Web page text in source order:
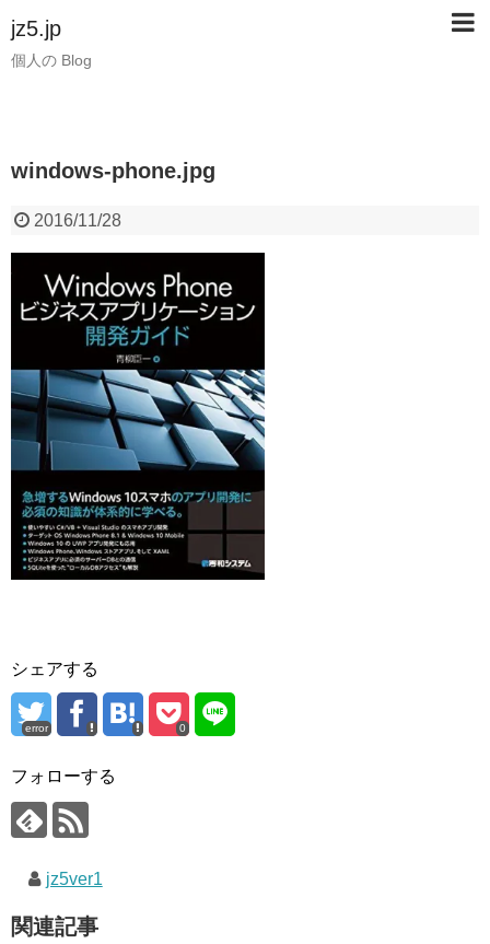
jz5.jp
個人の Blog
windows-phone.jpg
2016/11/28
シェアする
error 0
フォローする
jz5ver1
関連記事